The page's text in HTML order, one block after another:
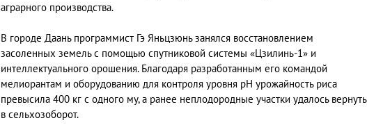
аграрного производства.
В городе Даань программист Гэ Яньцзюнь занялся восстановлением
засоленных земель с помощью спутниковой системы «Цзилинь-1» и
интеллектуального орошения. Благодаря разработанным его командой
мелиорантам и оборудованию для контроля уровня pH урожайность риса
превысила 400 кг с одного му, а ранее неплодородные участки удалось вернуть
в сельхозоборот.